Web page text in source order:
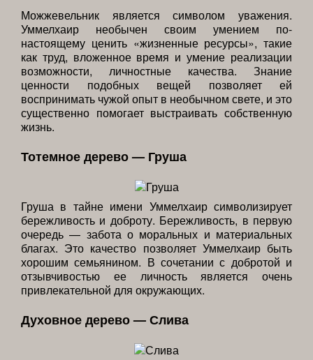
Можжевельник является символом уважения.
Уммелхаир необычен своим умением по-
настоящему ценить «жизненные ресурсы», такие
как труд, вложенное время и умение реализации
возможности, личностные качества. Знание
ценности подобных вещей позволяет ей
воспринимать чужой опыт в необычном свете, и это
существенно помогает выстраивать собственную
жизнь.
Тотемное дерево — Груша
Груша в тайне имени Уммелхаир символизирует
бережливость и доброту. Бережливость, в первую
очередь — забота о моральных и материальных
благах. Это качество позволяет Уммелхаир быть
хорошим семьянином. В сочетании с добротой и
отзывчивостью ее личность является очень
привлекательной для окружающих.
Духовное дерево — Слива